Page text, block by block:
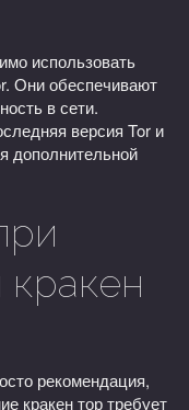
использовать
Они обеспечивают
в сети.
версия Tor и
дополнительной
кракен
рекомендация,
кракен тор требует